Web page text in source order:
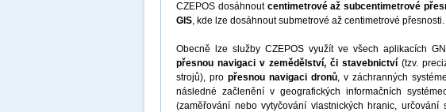
CZEPOS dosáhnout centimetrové až subcentimetrové
GIS, kde lze dosáhnout submetrové až centimetrové přesnosti.
Obecně lze služby CZEPOS využít ve všech aplikacích
přesnou navigaci v zemědělství, či stavebnictví (tzv.
strojů), propřesnou navigaci dronů, v záchranných
následné začlenění v geografických informačních
(zaměřování nebo vytyčování vlastnických hranic,